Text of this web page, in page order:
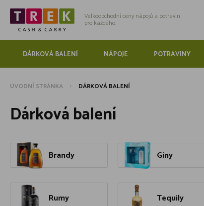
Velkoobchodní ceny nápojů a potravin
pro každého.
DÁRKOVÁ BALENÍ NÁPOJE POTRAVINY
ÚVODNÍ STRÁNKA DÁRKOVÁ BALENÍ
Dárková balení
Brandy Giny
Rumy Tequily